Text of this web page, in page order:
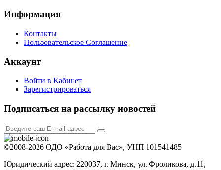
Информация
Контакты
Пользовательское Соглашение
Аккаунт
Войти в Кабинет
Зарегистрироваться
Подписаться на рассылку новостей
©2008-2026 ОДО «Работа для Вас», УНП 101541485
Юридический адрес: 220037, г. Минск, ул. Фроликова, д.11,